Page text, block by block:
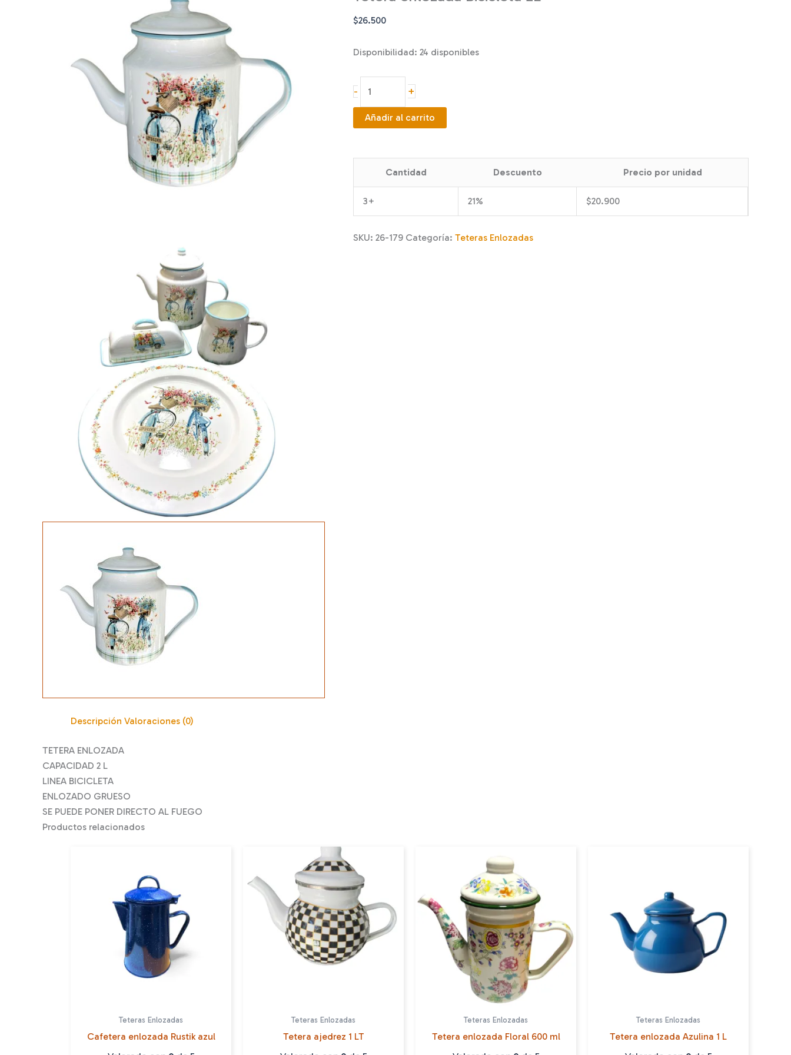
$26.500
Disponibilidad: 24 disponibles
-
enlozada
Bicicleta
2L
+
Añadir al carrito
Cantidad Descuento Precio por unidad
3+ 21% $20.900
SKU: 26-179 Categoría: Teteras Enlozadas
Descripción Valoraciones (0)
TETERA ENLOZADA
CAPACIDAD 2 L
LINEA BICICLETA
ENLOZADO GRUESO
SE PUEDE PONER DIRECTO AL FUEGO
Productos relacionados
Teteras Enlozadas
Cafetera enlozada Rustik azul
Teteras Enlozadas
Tetera ajedrez 1 LT
Teteras Enlozadas
Tetera enlozada Floral 600 ml
Teteras Enlozadas
Tetera enlozada Azulina 1 L